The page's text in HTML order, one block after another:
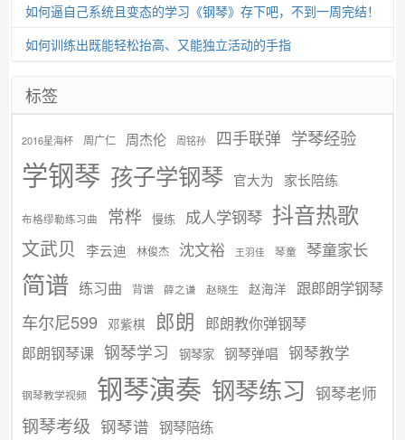
如何逼自己系统且变态的学习《钢琴》存下吧，不到一周完结！
如何训练出既能轻松抬高、又能独立活动的手指
标签
2016星海杯 周广仁 周杰伦 周铭孙 四手联弹 学琴经验
学钢琴 孩子学钢琴 官大为 家长陪练
布格缪勒练习曲 常桦 慢练 成人学钢琴 抖音热歌
文武贝 李云迪 林俊杰 沈文裕 王羽佳 琴童 琴童家长
简谱 练习曲 背谱 薛之谦 赵晓生 赵海洋 跟郎朗学钢琴
车尔尼599 邓紫棋 郎朗 郎朗教你弹钢琴
郎朗钢琴课 钢琴学习 钢琴家 钢琴弹唱 钢琴教学
钢琴教学视频 钢琴演奏 钢琴练习 钢琴老师
钢琴考级 钢琴谱 钢琴陪练